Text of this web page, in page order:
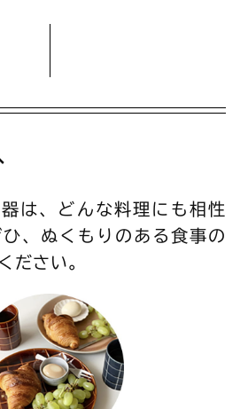
は、どんな料理にも相性
、ぬくもりのある食事の
ださい。